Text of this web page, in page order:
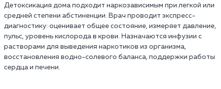
Детоксикация дома подходит наркозависимым при легкой или
средней степени абстиненции. Врач проводит экспресс-
диагностику: оценивает общее состояние, измеряет давление,
пульс, уровень кислорода в крови. Назначаются инфузии с
растворами для выведения наркотиков из организма,
восстановления водно-солевого баланса, поддержки работы
сердца и печени.